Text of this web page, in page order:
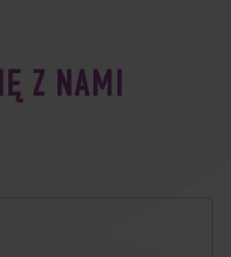
Z NAMI